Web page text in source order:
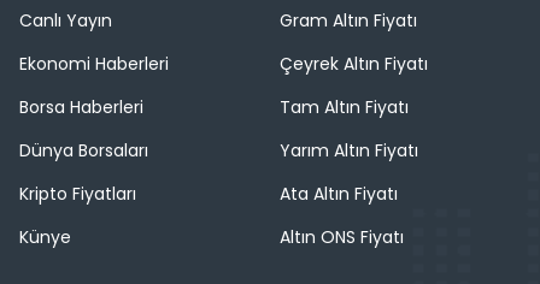
Canlı Yayın
Ekonomi Haberleri
Borsa Haberleri
Dünya Borsaları
Kripto Fiyatları
Künye
Gram Altın Fiyatı
Çeyrek Altın Fiyatı
Tam Altın Fiyatı
Yarım Altın Fiyatı
Ata Altın Fiyatı
Altın ONS Fiyatı